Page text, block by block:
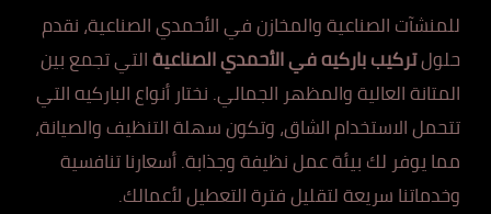
للمنشآت الصناعية والمخازن في الأحمدي الصناعية، نقدم
حلولتركيب باركيه في الأحمدي الصناعيةالتي تجمع بين
المتانة العالية والمظهر الجمالي. نختار أنواع الباركيه التي
تتحمل الاستخدام الشاق، وتكون سهلة التنظيف والصيانة،
مما يوفر لك بيئة عمل نظيفة وجذابة. أسعارنا تنافسية
وخدماتنا سريعة لتقليل فترة التعطيل لأعمالك.